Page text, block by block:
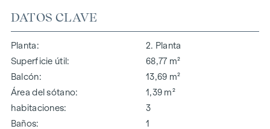
DATOS CLAVE
Planta
2. Planta
Superficie útil
68,77 m²
Balcón
13,69 m²
Área del sótano
1,39 m²
habitaciones
3
Baños
1